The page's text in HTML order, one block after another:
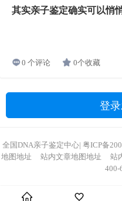
其实亲子鉴定确实可以悄
0 个评论 0个收藏
登
全国DNA亲子鉴定中心| 粤ICP备
地图地址
站内文章地图地址 站
400-